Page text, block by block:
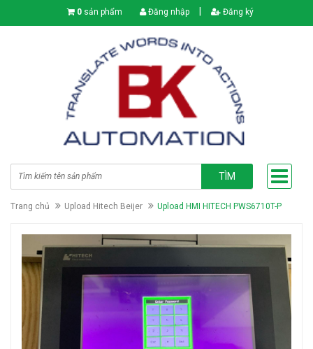
0 sản phẩm Đăng nhập Đăng ký
TÌM
Trang chủ Upload Hitech Beijer Upload HMI HITECH PWS6710T-P